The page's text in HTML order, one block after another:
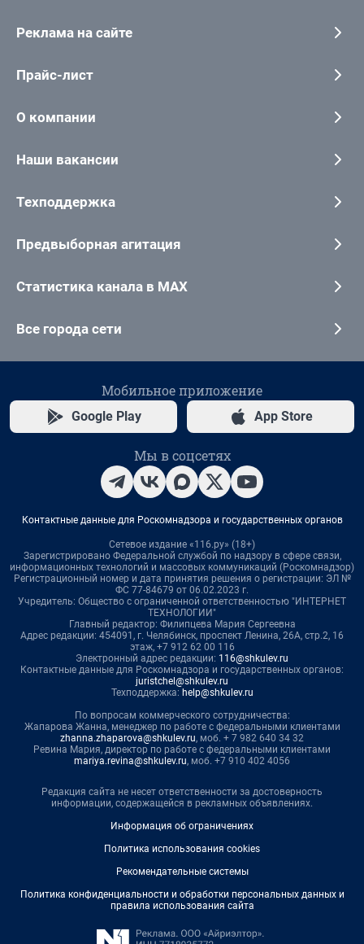
Реклама на сайте
Прайс-лист
О компании
Наши вакансии
Техподдержка
Предвыборная агитация
Статистика канала в MAX
Все города сети
Мобильное приложение
Google Play App Store
Мы в соцсетях
Контактные данные для Роскомнадзора и государственных органов
Сетевое издание «116.ру» (18+)
Зарегистрировано Федеральной службой по надзору в сфере связи,
информационных технологий и массовых коммуникаций (Роскомнадзор)
Регистрационный номер и дата принятия решения о регистрации: ЭЛ №
ФС 77-84679 от 06.02.2023 г.
Учредитель: Общество с ограниченной ответственностью "ИНТЕРНЕТ
ТЕХНОЛОГИИ"
Главный редактор: Филипцева Мария Сергеевна
Адрес редакции: 454091, г. Челябинск, проспект Ленина, 26А, стр.2, 16
этаж, +7 912 62 00 116
Электронный адрес редакции: 116@shkulev.ru
Контактные данные для Роскомнадзора и государственных органов:
juristchel@shkulev.ru
Техподдержка: help@shkulev.ru
По вопросам коммерческого сотрудничества:
Жапарова Жанна, менеджер по работе с федеральными клиентами
zhanna.zhaparova@shkulev.ru, моб. + 7 982 640 34 32
Ревина Мария, директор по работе с федеральными клиентами
mariya.revina@shkulev.ru, моб. +7 910 402 4056
Редакция сайта не несет ответственности за достоверность
информации, содержащейся в рекламных объявлениях.
Информация об ограничениях
Политика использования cookies
Рекомендательные системы
Политика конфиденциальности и обработки персональных данных и
правила использования сайта